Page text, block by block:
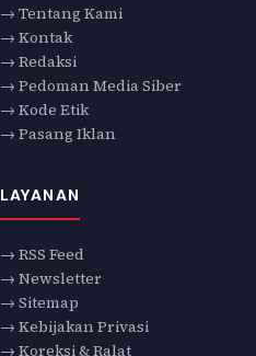
→ Tentang Kami
→ Kontak
→ Redaksi
→ Pedoman Media Siber
→ Kode Etik
→ Pasang Iklan
LAYANAN
→ RSS Feed
→ Newsletter
→ Sitemap
→ Kebijakan Privasi
→ Koreksi & Ralat